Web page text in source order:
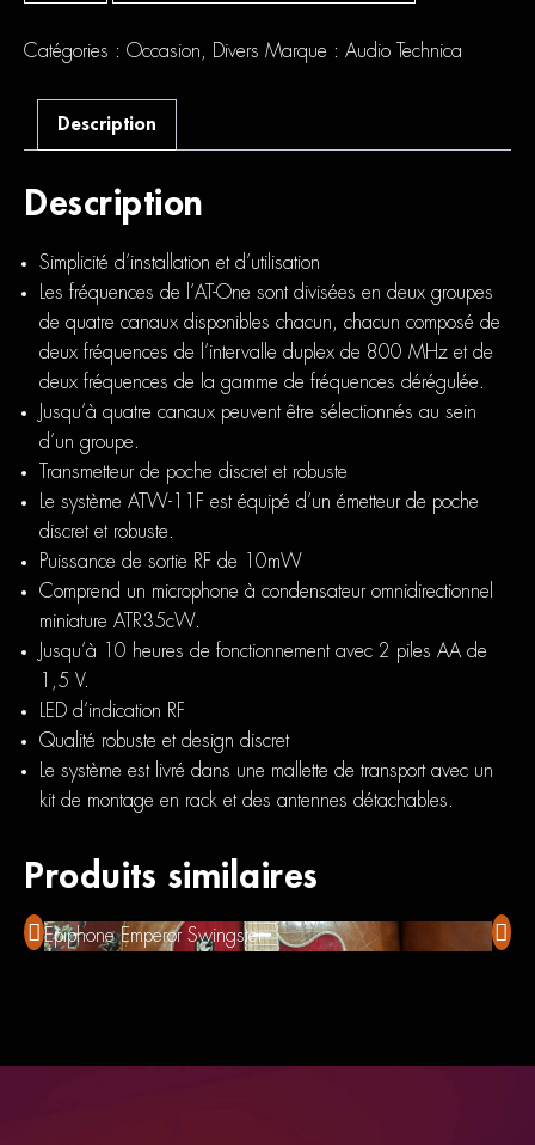
One
Set
ATW-
Catégories : Occasion Divers Marque : Audio Technica
Description
Description
Simplicité d’installation et d’utilisation
Les fréquences de l’AT-One sont divisées en deux groupes
de quatre canaux disponibles chacun, chacun composé de
deux fréquences de l’intervalle duplex de 800 MHz et de
deux fréquences de la gamme de fréquences dérégulée.
Jusqu’à quatre canaux peuvent être sélectionnés au sein
d’un groupe.
Transmetteur de poche discret et robuste
Le système ATW-11F est équipé d’un émetteur de poche
discret et robuste.
Puissance de sortie RF de 10mW
Comprend un microphone à condensateur omnidirectionnel
miniature ATR35cW.
Jusqu’à 10 heures de fonctionnement avec 2 piles AA de
1,5 V.
LED d’indication RF
Qualité robuste et design discret
Le système est livré dans une mallette de transport avec un
kit de montage en rack et des antennes détachables.
Produits similaires
Epiphone Emperor Swingster